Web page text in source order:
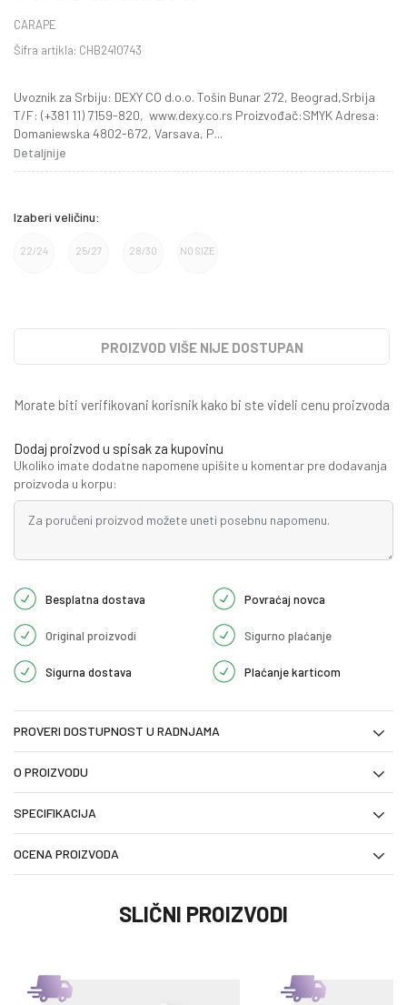
CARAPE
Šifra artikla: CHB2410743
Uvoznik za Srbiju: DEXY CO d.o.o. Tošin Bunar 272, Beograd,Srbija
T/F: (+381 11) 7159-820, www.dexy.co.rs Proizvođač:SMYK Adresa:
Domaniewska 4802-672, Varsava, P...
Detaljnije
Izaberi veličinu:
22/24 25/27 28/30 NO SIZE
PROIZVOD VIŠE NIJE DOSTUPAN
Morate biti verifikovani korisnik kako bi ste videli cenu proizvoda
Dodaj proizvod u spisak za kupovinu
Ukoliko imate dodatne napomene upišite u komentar pre dodavanja
proizvoda u korpu:
Besplatna dostava Povraćaj novca
Original proizvodi Sigurno plaćanje
Sigurna dostava Plaćanje karticom
PROVERI DOSTUPNOST U RADNJAMA
O PROIZVODU
SPECIFIKACIJA
OCENA PROIZVODA
SLIČNI PROIZVODI